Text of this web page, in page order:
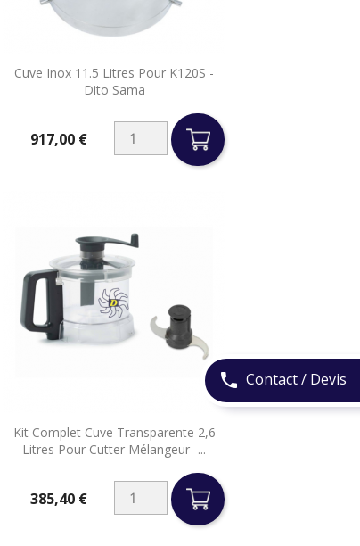
phone Contact / Devis
Cuve Inox 11.5 Litres Pour K120S -
Dito Sama
917,00 €
Aperçu rapide
Kit Complet Cuve Transparente 2,6
Litres Pour Cutter Mélangeur -...
385,40 €
 Aperçu rapide